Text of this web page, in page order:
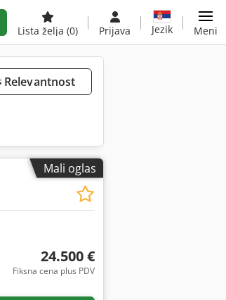
Lista želja (0) Prijava Jezik Meni
Relevantnost
Mali oglas
24.500 €
Fiksna cena plus PDV